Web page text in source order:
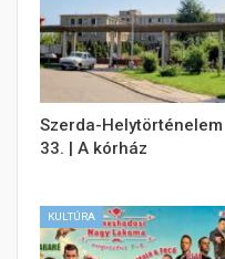
Szerda-Helytörténelem
33. | A kórház
KULTÚRA